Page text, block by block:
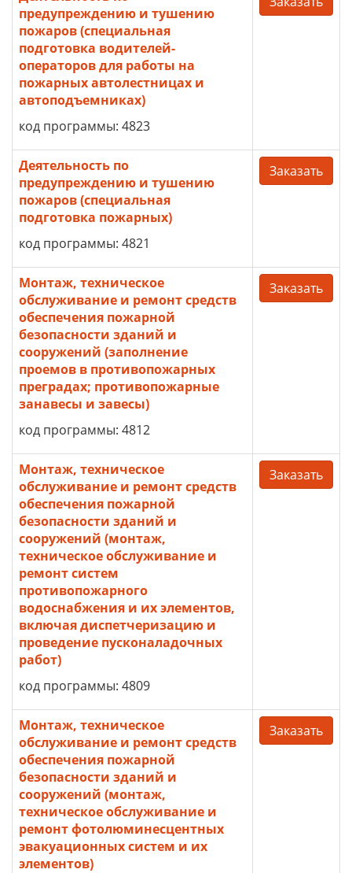
предупреждению и тушению
пожаров (специальная
подготовка водителей-
операторов для работы на
пожарных автолестницах и
автоподъемниках)
код программы: 4823
Деятельность по
предупреждению и тушению
пожаров (специальная
подготовка пожарных)
код программы: 4821
Заказать
Монтаж, техническое
обслуживание и ремонт средств
обеспечения пожарной
безопасности зданий и
сооружений (заполнение
проемов в противопожарных
преградах; противопожарные
занавесы и завесы)
код программы: 4812
Заказать
Монтаж, техническое
обслуживание и ремонт средств
обеспечения пожарной
безопасности зданий и
сооружений (монтаж,
техническое обслуживание и
ремонт систем
противопожарного
водоснабжения и их элементов,
включая диспетчеризацию и
проведение пусконаладочных
работ)
код программы: 4809
Заказать
Монтаж, техническое
обслуживание и ремонт средств
обеспечения пожарной
безопасности зданий и
сооружений (монтаж,
техническое обслуживание и
ремонт фотолюминесцентных
эвакуационных систем и их
элементов)
Заказать